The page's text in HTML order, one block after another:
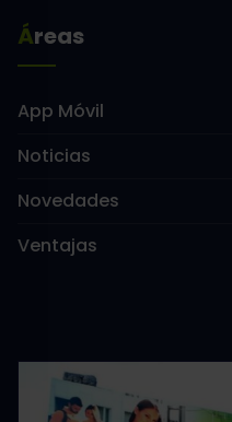
Áreas
App Móvil
Noticias
Novedades
Ventajas